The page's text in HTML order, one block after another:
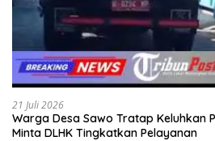
21 Juli 2026
Warga Desa Sawo Tratap Keluhkan
Minta DLHK Tingkatkan Pelayanan